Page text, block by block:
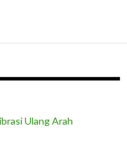
Ulang Arah